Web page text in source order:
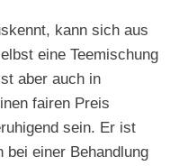
kann sich aus
eine Teemischung
aber auch in
fairen Preis
sein. Er ist
bei einer Behandlung